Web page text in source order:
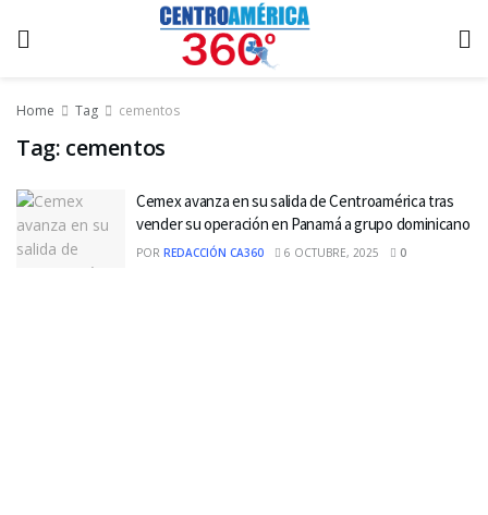
Home Tag cementos
Tag: cementos
Cemex avanza en su salida de Centroamérica tras
vender su operación en Panamá a grupo dominicano
POR REDACCIÓN CA360 6 OCTUBRE, 2025 0